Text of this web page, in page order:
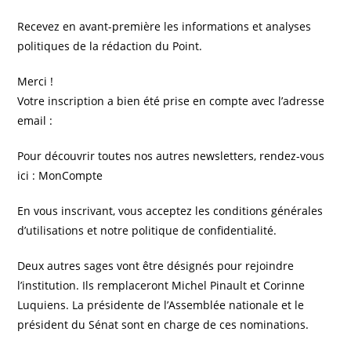
Recevez en avant-première les informations et analyses
politiques de la rédaction du Point.
Merci !
Votre inscription a bien été prise en compte avec l’adresse
email :
Pour découvrir toutes nos autres newsletters, rendez-vous
ici : MonCompte
En vous inscrivant, vous acceptez les conditions générales
d’utilisations et notre politique de confidentialité.
Deux autres sages vont être désignés pour rejoindre
l’institution. Ils remplaceront Michel Pinault et Corinne
Luquiens. La présidente de l’Assemblée nationale et le
président du Sénat sont en charge de ces nominations.